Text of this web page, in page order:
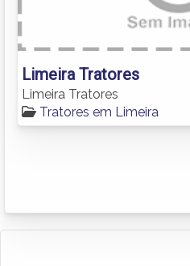
Limeira Tratores
Limeira Tratores
Tratores em Limeira